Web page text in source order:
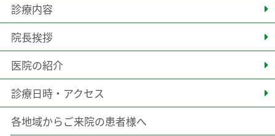
診療内容
院長挨拶
医院の紹介
診療日時・アクセス
各地域からご来院の患者様へ